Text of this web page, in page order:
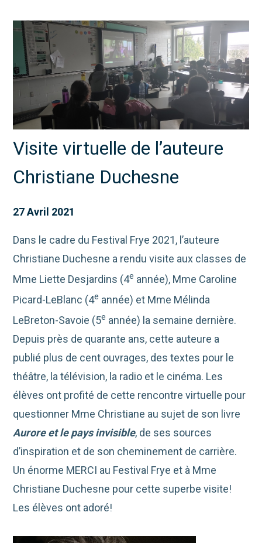
Visite virtuelle de l’auteure
Christiane Duchesne
27 Avril 2021
Dans le cadre du Festival Frye 2021, l’auteure
Christiane Duchesne a rendu visite aux classes de
Mme Liette Desjardins (4e année), Mme Caroline
Picard-LeBlanc (4e année) et Mme Mélinda
LeBreton-Savoie (5e année) la semaine dernière.
Depuis près de quarante ans, cette auteure a
publié plus de cent ouvrages, des textes pour le
théâtre, la télévision, la radio et le cinéma. Les
élèves ont profité de cette rencontre virtuelle pour
questionner Mme Christiane au sujet de son livre
Aurore et le pays invisible, de ses sources
d’inspiration et de son cheminement de carrière.
Un énorme MERCI au Festival Frye et à Mme
Christiane Duchesne pour cette superbe visite!
Les élèves ont adoré!